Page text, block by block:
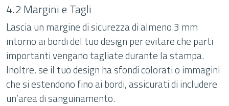
4.2 Margini e Tagli
Lascia un margine di sicurezza di almeno 3 mm
intorno ai bordi del tuo design per evitare che parti
importanti vengano tagliate durante la stampa.
Inoltre, se il tuo design ha sfondi colorati o immagini
che si estendono fino ai bordi, assicurati di includere
un’area di sanguinamento.